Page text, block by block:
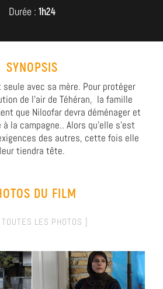
Durée : 1h24
SYNOPSIS
avec sa mère. Pour protéger
de l’air de Téhéran, la famille
que Niloofar devra déménager et
la campagne.. Alors qu’elle s’est
des autres, cette fois elle
leur tiendra tête.
DU FILM
LES PHOTOS ]